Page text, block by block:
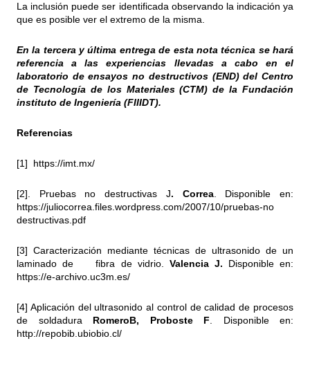
La inclusión puede ser identificada observando la indicación ya
que es posible ver el extremo de la misma.
En la tercera y última entrega de esta nota técnica se hará
referencia a las experiencias llevadas a cabo en el
laboratorio de ensayos no destructivos (END) del Centro
de Tecnología de los Materiales (CTM) de la Fundación
instituto de Ingeniería (FIIIDT).
Referencias
[1] https://imt.mx/
[2]. Pruebas no destructivas J. Correa. Disponible en:
https://juliocorrea.files.wordpress.com/2007/10/pruebas-no
destructivas.pdf
[3] Caracterización mediante técnicas de ultrasonido de un
laminado de fibra de vidrio. Valencia J. Disponible en:
https://e-archivo.uc3m.es/
[4] Aplicación del ultrasonido al control de calidad de procesos
de soldadura RomeroB, Proboste F . Disponible en:
http://repobib.ubiobio.cl/